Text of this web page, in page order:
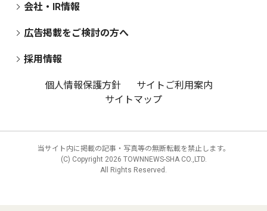
会社・IR情報
広告掲載をご検討の方へ
採用情報
個人情報保護方針
サイトご利用案内
サイトマップ
当サイト内に掲載の記事・写真等の無断転載を禁止します。
(C) Copyright 2026 TOWNNEWS-SHA CO.,LTD.
All Rights Reserved.